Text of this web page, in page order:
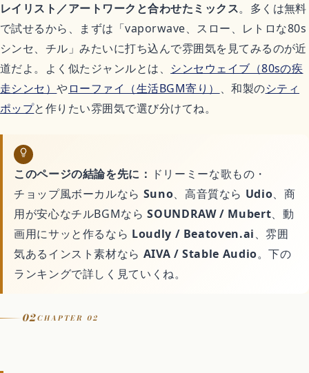
平成アニメ名作
完結済みアニメ
どんでん返しアニメ
Switchおすすめソフト
レイリスト／アートワークと合わせたミックス。多くは無料
で試せるから、まずは「vaporwave、スロー、レトロな80s
シンセ、チル」みたいに打ち込んで雰囲気を見てみるのが近
道だよ。よく似たジャンルとは、 シンセウェイブ（80sの疾
走シンセ）やローファイ（生活BGM寄り） 、和製のシティ
ポップと作りたい雰囲気で選び分けてね。
このページの結論を先に： ドリーミーな歌もの・
チョップ風ボーカルなら Suno、高音質なら Udio、商
用が安心なチルBGMならSOUNDRAW / Mubert、動
画用にサッと作るなら Loudly / Beatoven.ai、雰囲
気あるインスト素材なら AIVA / Stable Audio。下の
ランキングで詳しく見ていくね。
02CHAPTER 02